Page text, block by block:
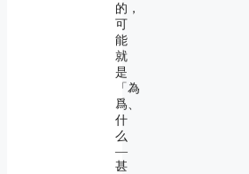
的，
可
能
就
是
「為
爲、
什
么
―
甚